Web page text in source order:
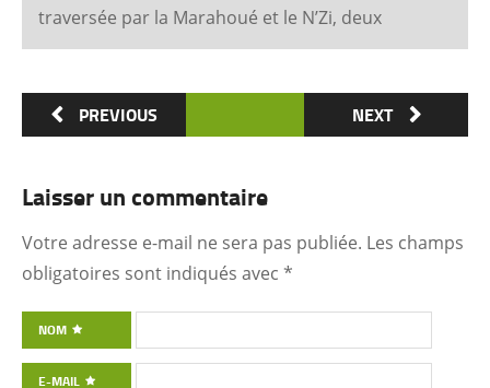
traversée par la Marahoué et le N’Zi, deux
affluents du Bandama, Yamoussoukro est
synonyme de la Côte d’Ivoire Un symbole
universel Créée ex nihilo au centre du pays à
un événement majeur dans l’histoire de
l’urbanisme de la Côte d’Ivoire. Félix Houphouët-
Boigny et ses architectes (Pierre Fakhoury et
Clément Cacoub pour la Fondation FHB, …) ont
voulu que tout, depuis le plan général des
PREVIOUS NEXT
Laisser un commentaire
Votre adresse e-mail ne sera pas publiée. Les champs
obligatoires sont indiqués avec *
NOM
E-MAIL